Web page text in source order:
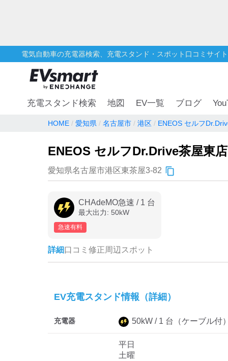
電気自動車の充電器検索、充電スタンド・スポット口コミサイト
充電スタンド検索 地図 EV一覧 ブログ
HOME 愛知県 名古屋市 港区 ENEOS セルフ
ENEOS セルフDr.Drive茶屋東店
愛知県名古屋市港区東茶屋3-82
CHAdeMO急速 / 1 台
最大出力: 50kW
急速有料
詳細口コミ 修正周辺スポット
EV充電スタンド情報（詳細）
充電器 50kW / 1 台 （ケーブル付
平日
土曜